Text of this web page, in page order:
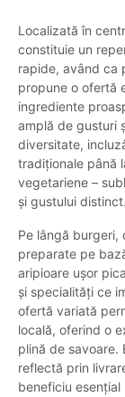
Localizată în
constituie un
rapide, având ca
propune o ofertă
ingrediente
amplă de gusturi
diversitate,
tradiționale până
vegetariene –
și gustului distinct.
Pe lângă burgeri,
preparate pe
aripioare ușor
și specialități ce
ofertă variată
locală, oferind o
plină de savoare.
reflectă prin
beneficiu